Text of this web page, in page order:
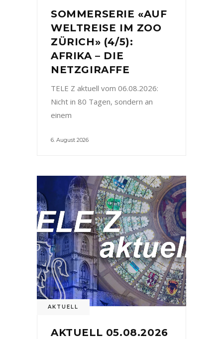
SOMMERSERIE «AUF
WELTREISE IM ZOO
ZÜRICH» (4/5):
AFRIKA – DIE
NETZGIRAFFE
TELE Z aktuell vom 06.08.2026:
Nicht in 80 Tagen, sondern an
einem
6. August 2026
AKTUELL
AKTUELL 05.08.2026